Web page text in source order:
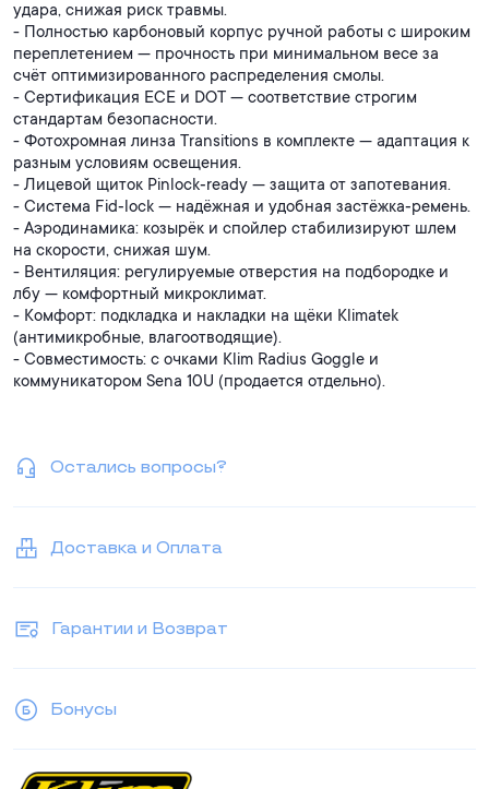
удара, снижая риск травмы.
- Полностью карбоновый корпус ручной работы с широким
переплетением — прочность при минимальном весе за
счёт оптимизированного распределения смолы.
- Сертификация ECE и DOT — соответствие строгим
стандартам безопасности.
- Фотохромная линза Transitions в комплекте — адаптация к
разным условиям освещения.
- Лицевой щиток Pinlock‑ready — защита от запотевания.
- Система Fid‑lock — надёжная и удобная застёжка‑ремень.
- Аэродинамика: козырёк и спойлер стабилизируют шлем
на скорости, снижая шум.
- Вентиляция: регулируемые отверстия на подбородке и
лбу — комфортный микроклимат.
- Комфорт: подкладка и накладки на щёки Klimatek
(антимикробные, влагоотводящие).
- Совместимость: с очками Klim Radius Goggle и
коммуникатором Sena 10U (продается отдельно).
Остались вопросы?
Доставка и Оплата
Гарантии и Возврат
Бонусы